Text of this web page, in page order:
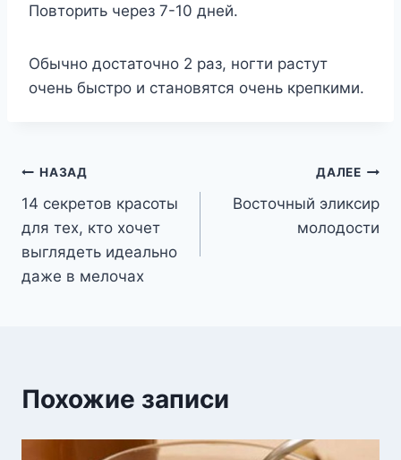
Повторить через 7-10 дней.
Обычно достаточно 2 раз, ногти растут
очень быстро и становятся очень крепкими.
Навигация
по
записям
НАЗАД
14 секретов красоты
для тех, кто хочет
выглядеть идеально
даже в мелочах
ДАЛЕЕ
Восточный эликсир
молодости
Похожие записи